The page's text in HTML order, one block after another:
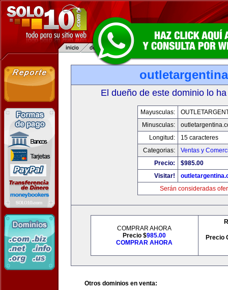
El dueño de este dominio lo
Mayusculas:
Minusculas:
Longitud:
15 caracteres
Categorias:
Ventas y
Precio:
$985.00
Visitar!
Serán consideradas
COMPRAR AHORA
Precio $985.00
COMPRAR AHORA
Precio
Otros dominios en venta: